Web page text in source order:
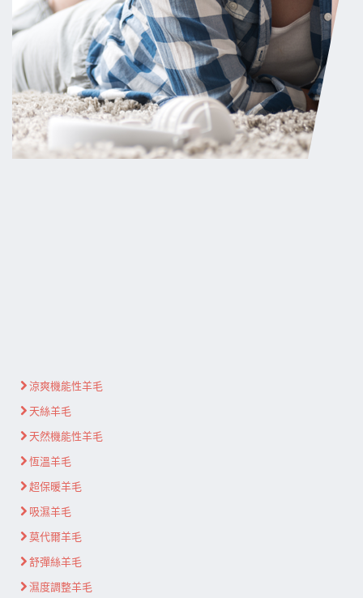
涼爽機能性羊毛
天絲羊毛
天然機能性羊毛
恆溫羊毛
超保暖羊毛
吸濕羊毛
莫代爾羊毛
舒彈絲羊毛
濕度調整羊毛